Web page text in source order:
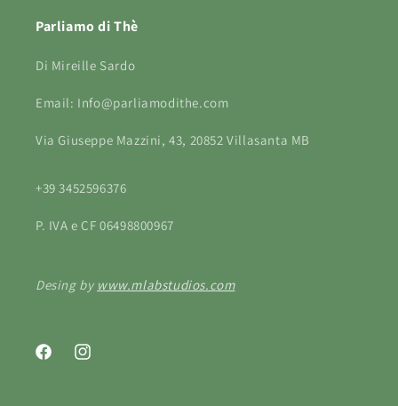
Parliamo di Thè
Di Mireille Sardo
Email: Info@parliamodithe.com
Via Giuseppe Mazzini, 43, 20852 Villasanta MB
+39 3452596376
P. IVA e CF 06498800967
Desing by www.mlabstudios.com
FacebookInstagram